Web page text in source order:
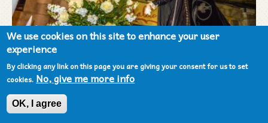
We use cookies on this site to enhance your user
experience
By clicking any link on this page you are giving your consent for us to set
cookies. No, give me more info
OK, I agree